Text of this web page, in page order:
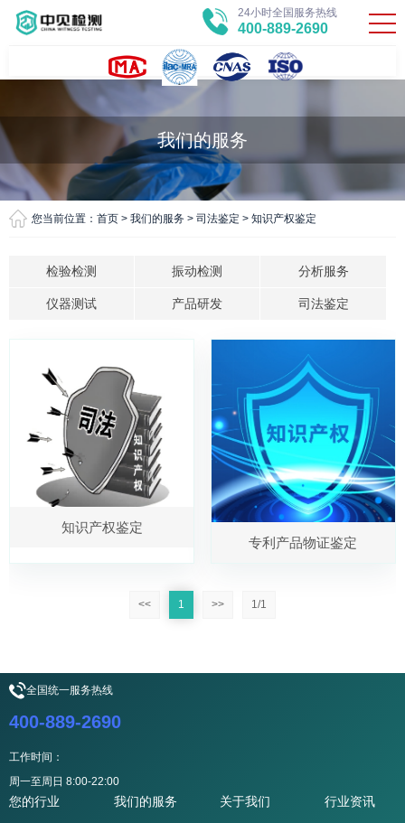
24小时全国服务热线
400-889-2690
我们的服务
您当前位置： 首页 > 我们的服务 > 司法鉴定 > 知识产权鉴定
检验检测 振动检测 分析服务
仪器测试 产品研发 司法鉴定
知识产权鉴定
专利产品物证鉴定
<< 1 >> 1/1
全国统一服务热线
400-889-2690
工作时间：
周一至周日 8:00-22:00
您的行业 我们的服务 关于我们 行业资讯